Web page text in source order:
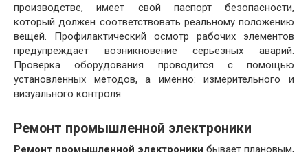
производстве, имеет свой паспорт безопасности,
который должен соответствовать реальному положению
вещей. Профилактический осмотр рабочих элементов
предупреждает возникновение серьезных аварий.
Проверка оборудования проводится с помощью
установленных методов, а именно: измерительного и
визуального контроля.
Ремонт промышленной электроники
Ремонт промышленной электроники бывает плановым,